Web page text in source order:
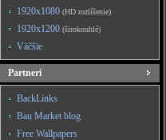
1920x1080 (HD rozlíšenie)
1920x1200 (širokouhlé)
Väčšie
Partneri
BackLinks
Bau Market blog
Free Wallpapers